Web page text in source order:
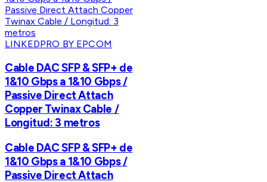
LINKEDPRO BY EPCOM
Cable DAC SFP & SFP+ de
1&10 Gbps a 1&10 Gbps /
Passive Direct Attach
Copper Twinax Cable /
Longitud: 3 metros
Cable DAC SFP & SFP+ de
1&10 Gbps a 1&10 Gbps /
Passive Direct Attach